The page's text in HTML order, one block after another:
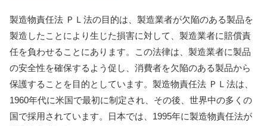
製造物責任法 ＰＬ法の目的は、製造業者が欠陥のある製品を
製造したことにより生じた損害に対して、製造業者に賠償責
任を負わせることにあります。この法律は、製造業者に製品
の安全性を確保するよう促し、消費者を欠陥のある製品から
保護することを目的としています。製造物責任法 ＰＬ法は、
1960年代に米国で最初に制定され、その後、世界中の多くの
国で採用されています。日本では、1995年に製造物責任法が